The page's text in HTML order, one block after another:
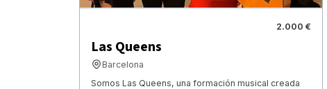
2.000 €
Las Queens
Barcelona
Somos Las Queens, una formación musical creada